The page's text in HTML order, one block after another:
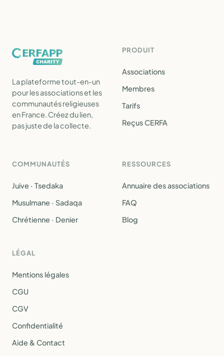
La plateforme tout-en-un
pour les associations et les
communautés religieuses
en France. Créez du lien,
pas juste de la collecte.
PRODUIT
Associations
Membres
Tarifs
Reçus CERFA
COMMUNAUTÉS
Juive · Tsedaka
Musulmane · Sadaqa
Chrétienne · Denier
RESSOURCES
Annuaire des associations
FAQ
Blog
LÉGAL
Mentions légales
CGU
CGV
Confidentialité
Aide & Contact